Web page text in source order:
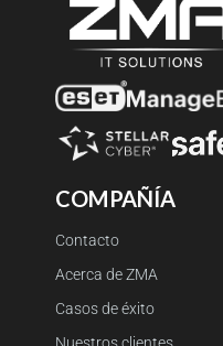
COMPAÑÍA
Contacto
Acerca de ZMA
Casos de éxito